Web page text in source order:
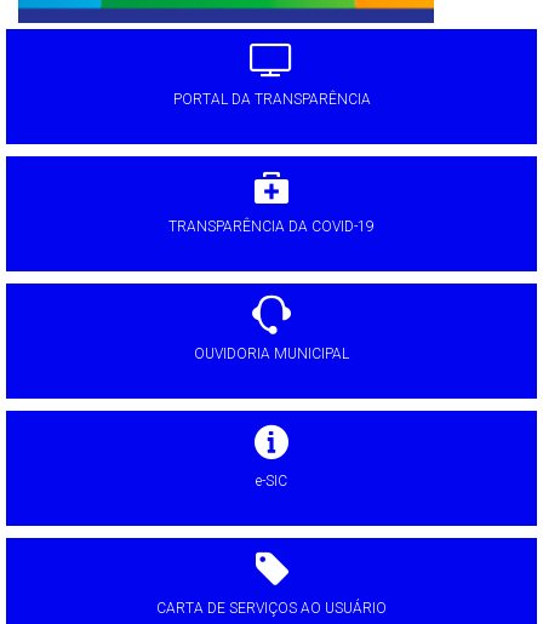
PORTAL DA TRANSPARÊNCIA
TRANSPARÊNCIA DA COVID-19
OUVIDORIA MUNICIPAL
e-SIC
CARTA DE SERVIÇOS AO USUÁRIO